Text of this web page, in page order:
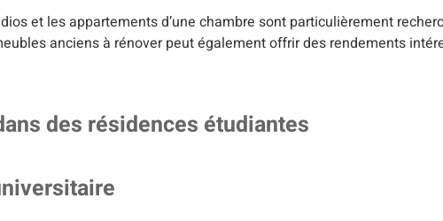
et les appartements d’une chambre sont particulièrement
anciens à rénover peut également offrir des rendements
des résidences étudiantes